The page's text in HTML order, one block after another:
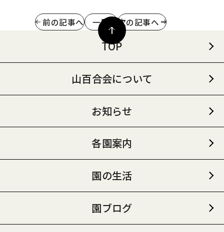
前の記事へ 一覧 次の記事へ
TOP
山百合会について
お知らせ
各園案内
園の生活
園ブログ